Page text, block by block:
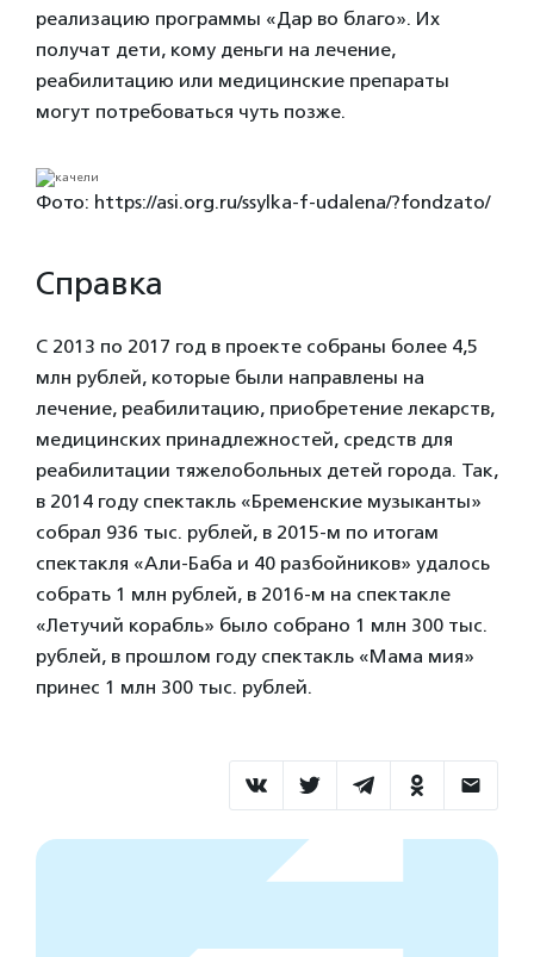
реализацию программы «Дар во благо». Их
получат дети, кому деньги на лечение,
реабилитацию или медицинские препараты
могут потребоваться чуть позже.
Фото: https://asi.org.ru/ssylka-f-udalena/?fondzato/
Справка
С 2013 по 2017 год в проекте собраны более 4,5
млн рублей, которые были направлены на
лечение, реабилитацию, приобретение лекарств,
медицинских принадлежностей, средств для
реабилитации тяжелобольных детей города. Так,
в 2014 году спектакль «Бременские музыканты»
собрал 936 тыс. рублей, в 2015-м по итогам
спектакля «Али-Баба и 40 разбойников» удалось
собрать 1 млн рублей, в 2016-м на спектакле
«Летучий корабль» было собрано 1 млн 300 тыс.
рублей, в прошлом году спектакль «Мама мия»
принес 1 млн 300 тыс. рублей.